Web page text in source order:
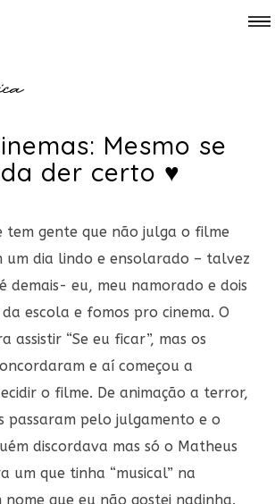
Mesmo se
der certo ♥
tem gente que não julga o filme
um dia lindo e ensolarado – talvez
demais- eu, meu namorado e dois
da escola e fomos pro cinema. O
assistir “Se eu ficar”, mas os
e aí começou a
o filme. De animação a terror,
passaram pelo julgamento e o
discordava mas só o Matheus
um que tinha “musical” na
nome que eu não gostei nadinha.